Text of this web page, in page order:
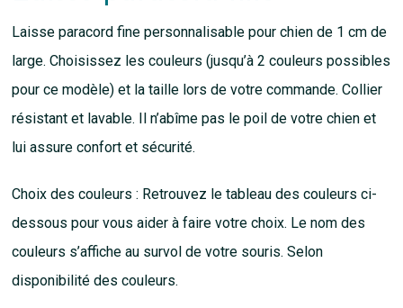
Laisse paracord fine personnalisable pour chien de 1 cm de
large. Choisissez les couleurs (jusqu’à 2 couleurs possibles
pour ce modèle) et la taille lors de votre commande. Collier
résistant et lavable. Il n’abîme pas le poil de votre chien et
lui assure confort et sécurité.
Choix des couleurs : Retrouvez le tableau des couleurs ci-
dessous pour vous aider à faire votre choix. Le nom des
couleurs s’affiche au survol de votre souris. Selon
disponibilité des couleurs.